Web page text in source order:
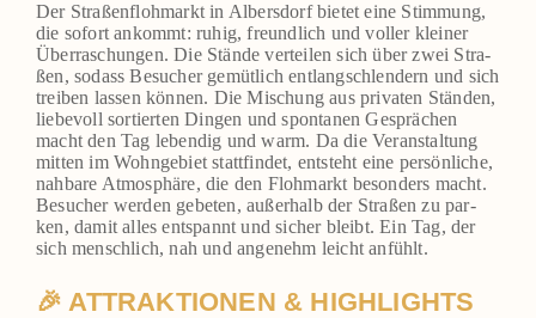
Der Stra­ßen­floh­markt in Albers­dorf bie­tet eine Stim­mung,
die sofort ankommt: ruhig, freund­lich und vol­ler klei­ner
Über­ra­schun­gen. Die Stän­de ver­tei­len sich über zwei Stra­
ßen, sodass Besu­cher gemüt­lich ent­lang­schlen­dern und sich
trei­ben las­sen kön­nen. Die Mischung aus pri­va­ten Stän­den,
lie­be­voll sor­tier­ten Din­gen und spon­ta­nen Gesprä­chen
macht den Tag leben­dig und warm. Da die Ver­an­stal­tung
mit­ten im Wohn­ge­biet statt­fin­det, ent­steht eine per­sön­li­che,
nah­ba­re Atmo­sphä­re, die den Floh­markt beson­ders macht.
Besu­cher wer­den gebe­ten, außer­halb der Stra­ßen zu par­
ken, damit alles ent­spannt und sicher bleibt. Ein Tag, der
sich mensch­lich, nah und ange­nehm leicht anfühlt.
🎉 ATTRAKTIONEN & HIGHLIGHTS